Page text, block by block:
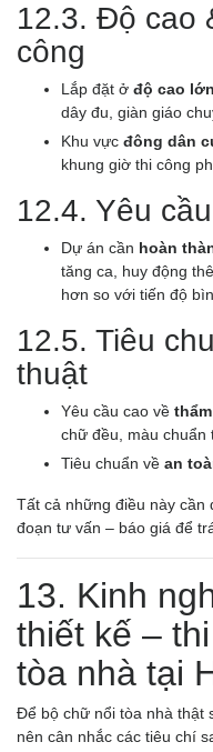
12.3. Độ cao
công
Lắp đặt ở độ cao lớn
dây đu, giàn giáo
Khu vực đông dân
khung giờ thi công
12.4. Yêu
Dự án cần hoàn
tăng ca, huy động
hơn so với tiến độ
12.5. Tiêu
thuật
Yêu cầu cao về
chữ đều, màu chuẩn
Tiêu chuẩn về an
Tất cả những điều này cần
đoạn tư vấn – báo giá để
13. Kinh
thiết kế –
tòa nhà tại
Để bộ chữ nổi tòa nhà thật
nên cân nhắc các tiêu chí